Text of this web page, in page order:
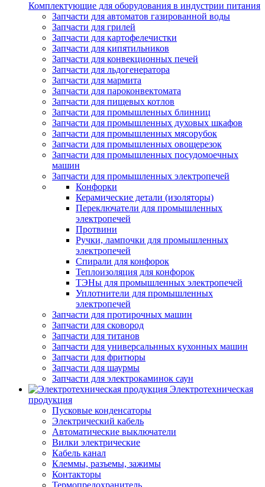
Комплектующие для оборудования в индустрии питания
Запчасти для автоматов газированной воды
Запчасти для грилей
Запчасти для картофелечистки
Запчасти для кипятильников
Запчасти для конвекционных печей
Запчасти для льдогенератора
Запчасти для мармита
Запчасти для пароконвектомата
Запчасти для пищевых котлов
Запчасти для промышленных блинниц
Запчасти для промышленных духовых шкафов
Запчасти для промышленных мясорубок
Запчасти для промышленных овощерезок
Запчасти для промышленных посудомоечных
машин
Запчасти для промышленных электропечей
Конфорки
Керамические детали (изоляторы)
Переключатели для промышленных
электропечей
Протвини
Ручки, лампочки для промышленных
электропечей
Спирали для конфорок
Теплоизоляция для конфорок
ТЭНы для промышленных электропечей
Уплотнители для промышленных
электропечей
Запчасти для протирочных машин
Запчасти для сковород
Запчасти для титанов
Запчасти для универсальнных кухонных машин
Запчасти для фритюры
Запчасти для шаурмы
Запчасти для электрокаминок саун
Электротехническая
продукция
Пусковые конденсаторы
Электрический кабель
Автоматические выключатели
Вилки электрические
Кабель канал
Клеммы, разъемы, зажимы
Контакторы
Термопредохранитель